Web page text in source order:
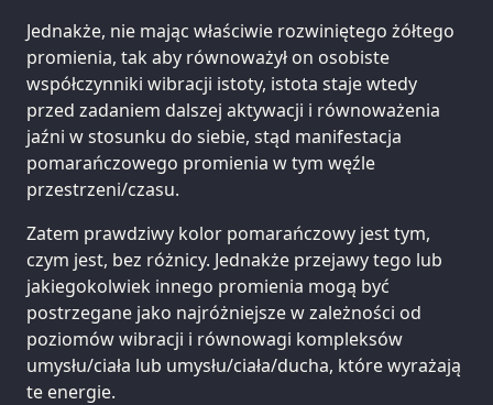
Jednakże, nie mając właściwie rozwiniętego żółtego
promienia, tak aby równoważył on osobiste
współczynniki wibracji istoty, istota staje wtedy
przed zadaniem dalszej aktywacji i równoważenia
jaźni w stosunku do siebie, stąd manifestacja
pomarańczowego promienia w tym węźle
przestrzeni/czasu.
Zatem prawdziwy kolor pomarańczowy jest tym,
czym jest, bez różnicy. Jednakże przejawy tego lub
jakiegokolwiek innego promienia mogą być
postrzegane jako najróżniejsze w zależności od
poziomów wibracji i równowagi kompleksów
umysłu/ciała lub umysłu/ciała/ducha, które wyrażają
te energie.